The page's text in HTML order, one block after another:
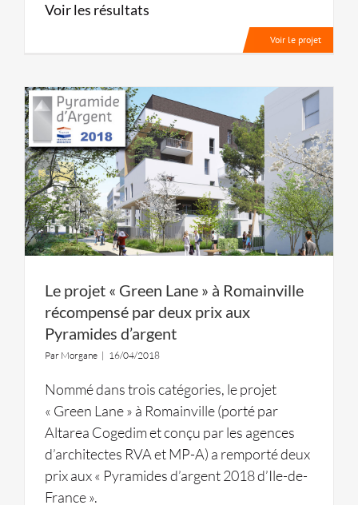
Voir les résultats
Voir le projet
Le projet « Green Lane » à Romainville
récompensé par deux prix aux
Pyramides d’argent
Par Morgane | 16/04/2018
Nommé dans trois catégories, le projet
« Green Lane » à Romainville (porté par
Altarea Cogedim et conçu par les agences
d’architectes RVA et MP-A) a remporté deux
prix aux « Pyramides d’argent 2018 d’Ile-de-
France ».